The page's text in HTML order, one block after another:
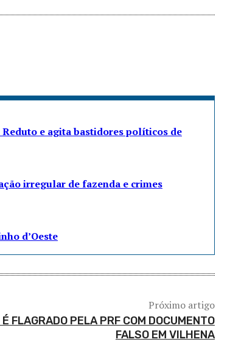
e agita bastidores políticos de
irregular de fazenda e crimes
d’Oeste
Próximo artigo
FLAGRADO PELA PRF COM DOCUMENTO
FALSO EM VILHENA